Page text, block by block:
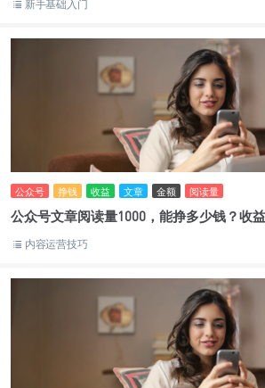
新手基础入门
公众号 挣钱 收益 文章 金额 阅读量
公众号文章阅读量1000，能挣多少钱？收
内容运营技巧